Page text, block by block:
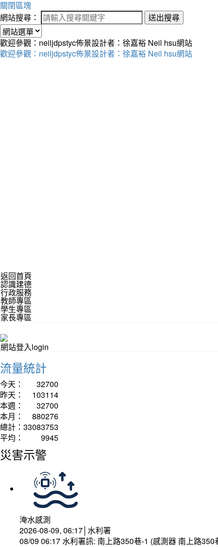
關閉區塊
網站搜尋：
送出搜尋
歡迎參觀：neiljdpstyc佈景設計者：徐嘉裕 Neil hsu網站
歡迎參觀：neiljdpstyc佈景設計者：徐嘉裕 Neil hsu網站
返回首頁
認識建德
行政服務
教師專區
學生專區
家長專區
網站登入login
流量統計
今天：
32700
昨天：
103114
本週：
32700
本月：
880276
總計： 33083753
平均：
9945
災害示警
淹水感測
2026-08-09, 06:17│水利署
08/09 06:17 水利署訊: 南上路350巷-1 (感測器 南上路